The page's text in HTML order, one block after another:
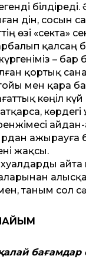
дін, сосын
өзі «секта»
қалсаң
–
қортық
мен қара
көңіл
ажырауға
жақсы.
таным сол
бағамдар